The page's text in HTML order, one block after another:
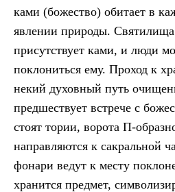
ками (божество) обитает в
явлении природы.
присутствует ками, и люди
поклониться ему. Проход к
некий духовный путь
предшествует встрече с
стоят тории, ворота П-
направляются к сакральной
фонари ведут к месту
хранится предмет,